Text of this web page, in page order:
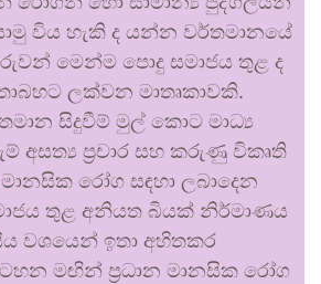
විය හැකි ද යන්න වර්තමානයේ
මෙන්ම පොදු සමාජය තුළ ද
ලක්වන මාතෘකාවකි.
සිදුවීම් මුල් කොට මාධ්‍ය
අසත්‍ය ප්‍රචාර සහ කරුණු විකෘති
රෝග සඳහා ලබාදෙන
තුළ අනියත බියක් නිර්මාණය
වශයෙන් ඉතා අහිතකර
මඟින් ප්‍රධාන මානසික රෝග